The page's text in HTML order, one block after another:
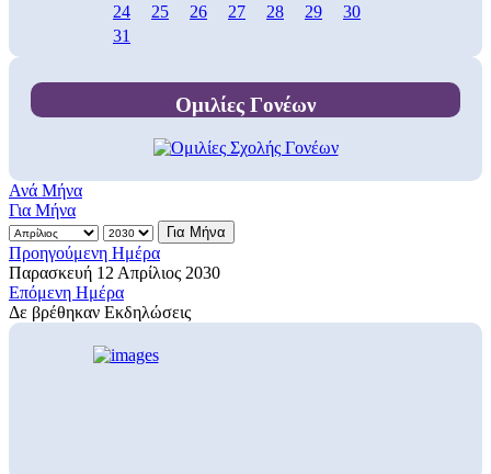
24
25 26 27 28 29
30
31
Ομιλίες Γονέων
Ανά Μήνα
Για Μήνα
Για Μήνα
Προηγούμενη Ημέρα
Παρασκευή 12 Απρίλιος 2030
Επόμενη Ημέρα
Δε βρέθηκαν Εκδηλώσεις